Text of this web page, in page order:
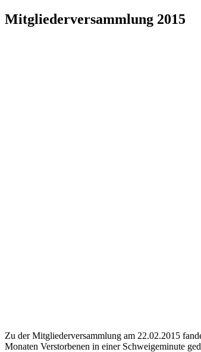
Mitgliederversammlung 2015
Zu der Mitgliederversammlung am 22.02.2015
Monaten Verstorbenen in einer Schweigeminute